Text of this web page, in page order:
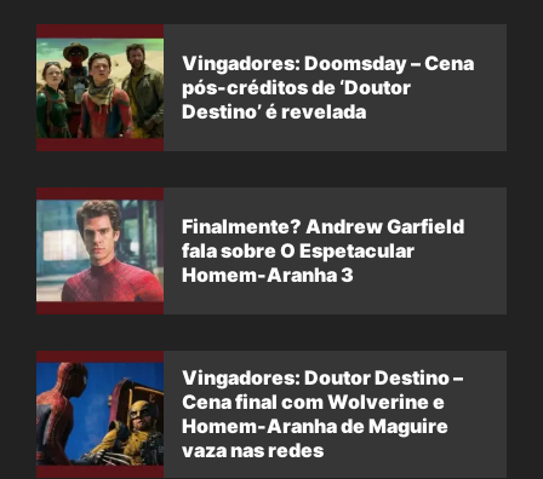
Vingadores: Doomsday – Cena
pós-créditos de ‘Doutor
Destino’ é revelada
Finalmente? Andrew Garfield
fala sobre O Espetacular
Homem-Aranha 3
Vingadores: Doutor Destino –
Cena final com Wolverine e
Homem-Aranha de Maguire
vaza nas redes